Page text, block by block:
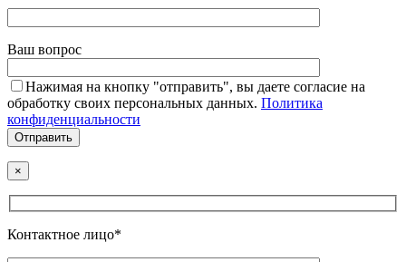
Ваш вопрос
Нажимая на кнопку "отправить", вы даете согласие на
обработку своих персональных данных. Политика
конфиденциальности
×
Контактное лицо*